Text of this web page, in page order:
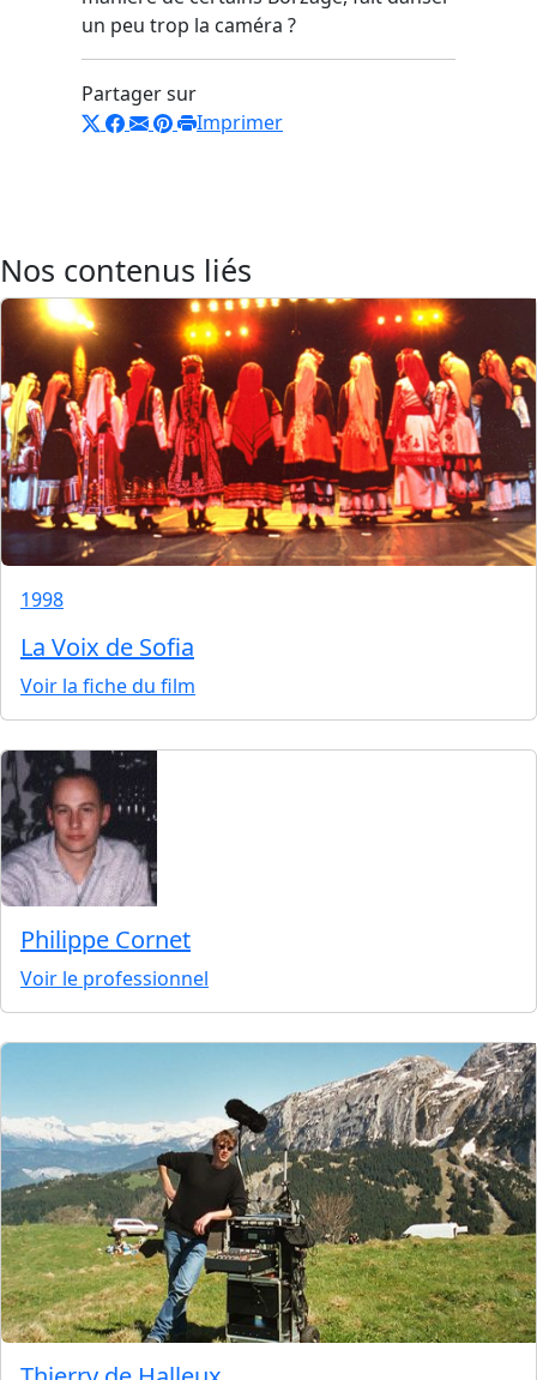
un peu trop la caméra ?
Partager sur
Imprimer
Nos contenus liés
1998
La Voix de Sofia
Voir la fiche du film
Philippe Cornet
Voir le professionnel